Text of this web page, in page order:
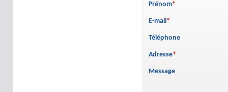
Prénom*
E-mail*
Téléphone
Adresse*
Message